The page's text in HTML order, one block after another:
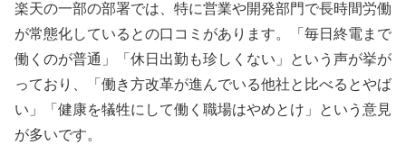
楽天の一部の部署では、特に営業や開発部門で長時間労働
が常態化しているとの口コミがあります。「毎日終電まで
働くのが普通」「休日出勤も珍しくない」という声が挙が
っており、「働き方改革が進んでいる他社と比べるとやば
い」「健康を犠牲にして働く職場はやめとけ」という意見
が多いです。